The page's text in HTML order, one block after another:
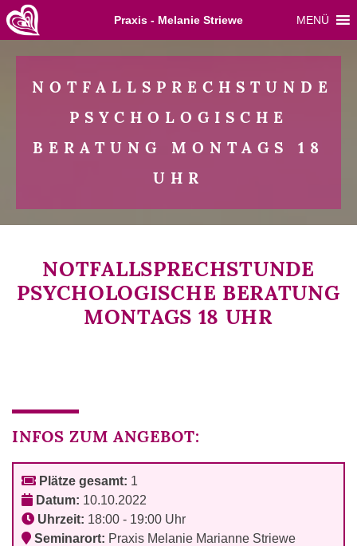
Skip
to
Praxis - Melanie Striewe MENÜ
NOTFALLSPRECHSTUNDE
PSYCHOLOGISCHE
BERATUNG MONTAGS 18
UHR
NOTFALLSPRECHSTUNDE
PSYCHOLOGISCHE BERATUNG
MONTAGS 18 UHR
INFOS ZUM ANGEBOT:
Plätze gesamt: 1
Datum: 10.10.2022
Uhrzeit: 18:00 - 19:00 Uhr
Seminarort: Praxis Melanie Marianne Striewe